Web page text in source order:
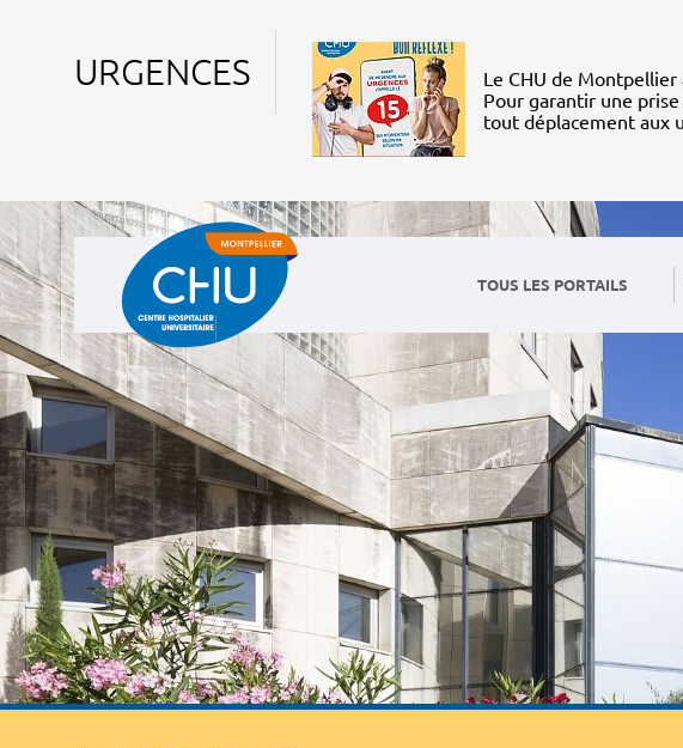
URGENCES
Le CHU de Montpellier
Pour garantir une
tout déplacement aux
TOUS LES PORTAILS